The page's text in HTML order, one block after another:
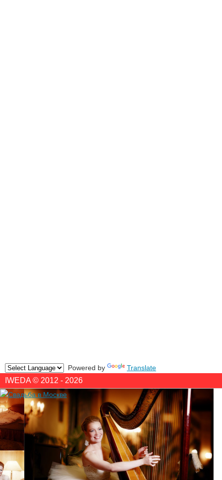
Powered by Translate
IWEDA © 2012 - 2026